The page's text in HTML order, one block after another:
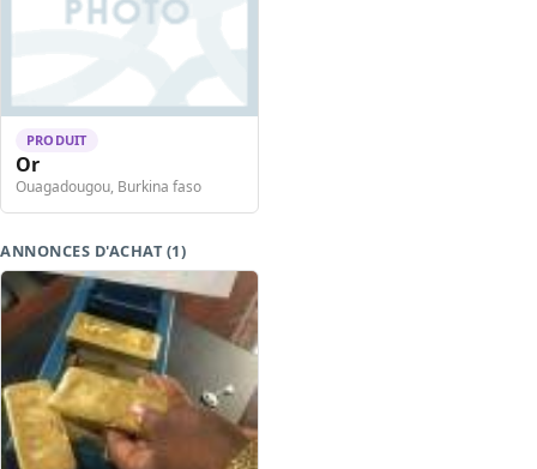
PRODUIT
Or
Ouagadougou, Burkina faso
ANNONCES D'ACHAT (1)